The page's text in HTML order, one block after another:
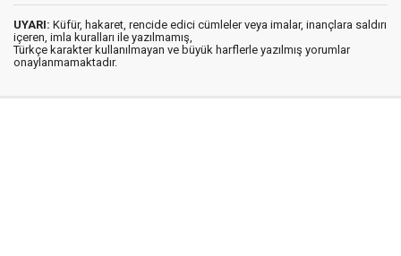
UYARI: Küfür, hakaret, rencide edici cümleler veya imalar, inançlara saldırı
içeren, imla kuralları ile yazılmamış,
Türkçe karakter kullanılmayan ve büyük harflerle yazılmış yorumlar
onaylanmamaktadır.